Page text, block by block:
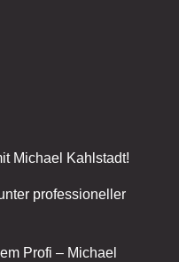
Michael Kahlstadt!
professioneller
Profi – Michael